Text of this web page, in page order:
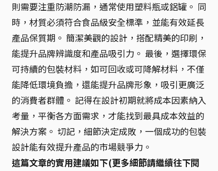
則需要注重防潮防漏，通常使用塑料瓶或鋁罐。 同
時，材質必須符合食品級安全標準，並能有效延長
產品保質期。 簡潔美觀的設計，搭配精美的印刷，
能提升品牌辨識度和產品吸引力。 最後，選擇環保
可持續的包裝材料，如可回收或可降解材料，不僅
能降低環境負擔，還能提升品牌形象，吸引更廣泛
的消費者群體。 記得在設計初期就將成本因素納入
考量，平衡各方面需求，才能找到最具成本效益的
解決方案。 切記，細節決定成敗，一個成功的包裝
設計能有效提升產品的市場競爭力。
這篇文章的實用建議如下(更多細節請繼續往下閱